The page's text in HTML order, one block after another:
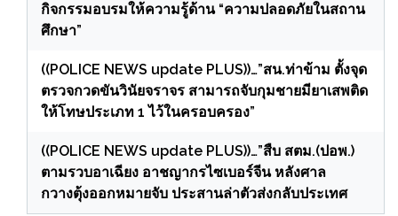
กิจกรรมอบรมให้ความรู้ด้าน “ความปลอดภัยในสถาน
ศึกษา”
((POLICE NEWS update PLUS))…”สน.ท่าข้าม ตั้งจุด
ตรวจกวดขันวินัยจราจร สามารถจับกุมชายมียาเสพติด
ให้โทษประเภท 1 ไว้ในครอบครอง”
((POLICE NEWS update PLUS))…”สืบ สตม.(ปอพ.)
ตามรวบอาเฉียง อาชญากรไซเบอร์จีน หลังศาล
กวางตุ้งออกหมายจับ ประสานล่าตัวส่งกลับประเทศ